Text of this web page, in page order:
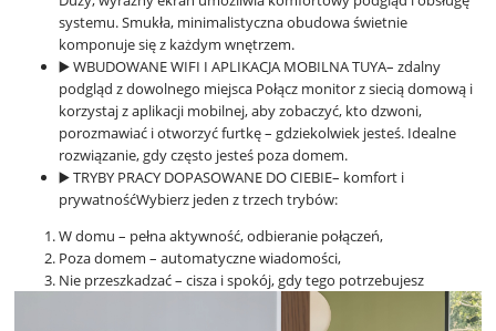
systemu. Smukła, minimalistyczna obudowa świetnie
komponuje się z każdym wnętrzem.
▶️ WBUDOWANE WIFI I APLIKACJA MOBILNA TUYA– zdalny
podgląd z dowolnego miejsca Połącz monitor z siecią domową i
korzystaj z aplikacji mobilnej, aby zobaczyć, kto dzwoni,
porozmawiać i otworzyć furtkę – gdziekolwiek jesteś. Idealne
rozwiązanie, gdy często jesteś poza domem.
▶️ TRYBY PRACY DOPASOWANE DO CIEBIE– komfort i
prywatnośćWybierz jeden z trzech trybów:
W domu – pełna aktywność, odbieranie połączeń,
Poza domem – automatyczne wiadomości,
Nie przeszkadzać – cisza i spokój, gdy tego potrzebujesz